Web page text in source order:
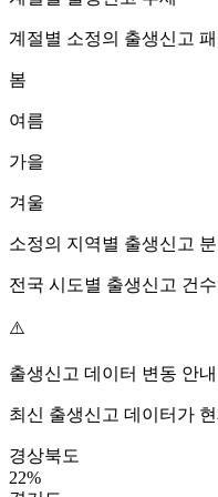
계절별 소정의 출생신고 패
봄
여름
가을
겨울
소정의 지역별 출생신고
전국 시도별 출생신고 건
⚠️
출생신고 데이터 변동 안내
최신 출생신고 데이터가
경상북도
22%